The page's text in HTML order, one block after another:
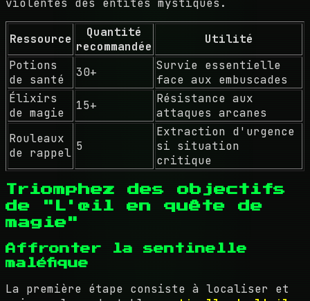
violentes des entités mystiques.
Ressource
Quantité
recommandée
Utilité
Potions
de santé
30+
Survie essentielle
face aux embuscades
Élixirs
de magie
15+
Résistance aux
attaques arcanes
Rouleaux
de rappel 5
Extraction d'urgence
si situation
critique
Triomphez des objectifs
de "L'œil en quête de
magie"
Affronter la sentinelle
maléfique
La première étape consiste à localiser et